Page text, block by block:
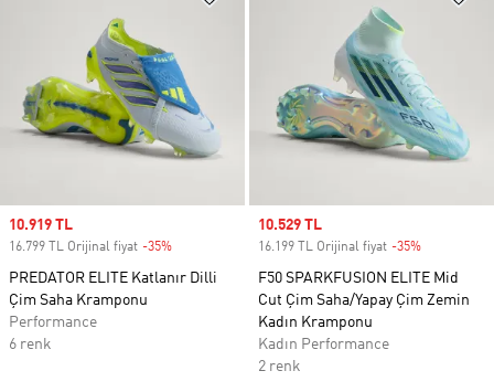
Sale price
10.919 TL
16.799 TL Orijinal fiyat -35%
PREDATOR ELITE Katlanır Dilli
Çim Saha Kramponu
Performance
6 renk
Sale price
10.529 TL
16.199 TL Orijinal fiyat -35%
F50 SPARKFUSION ELITE Mid
Cut Çim Saha/Yapay Çim Zemin
Kadın Kramponu
Kadın Performance
2 renk